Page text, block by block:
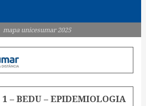
mapa unicesumar 2025
– BEDU – EPIDEMIOLOGIA